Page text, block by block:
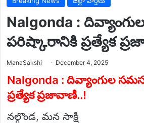
Nalgonda :
పరిష్కారానికి ప్రత్యేక
ManaSakshi Send
email
December 4, 2025
Nalgonda : దివ్యాంగుల
ప్రత్యేక ప్రజావాణి..!
నల్గొండ, మన సాక్షి